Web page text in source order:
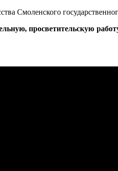
Смоленского
просветительскую